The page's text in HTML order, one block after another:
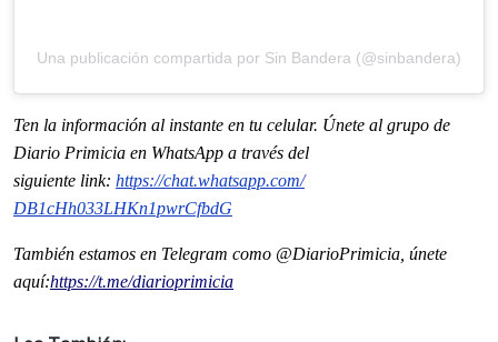
Una publicación compartida por Sin Bandera (@sinbandera)
Ten la información al instante en tu celular. Únete al grupo de
Diario Primicia en WhatsApp a través del
siguiente link: https://chat.whatsapp.com/
DB1cHh033LHKn1pwrCfbdG
También estamos en Telegram como @DiarioPrimicia, únete
aquí:https://t.me/diarioprimicia